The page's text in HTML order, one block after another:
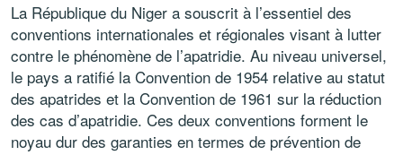
La République du Niger a souscrit à l’essentiel des
conventions internationales et régionales visant à lutter
contre le phénomène de l’apatridie. Au niveau universel,
le pays a ratifié la Convention de 1954 relative au statut
des apatrides et la Convention de 1961 sur la réduction
des cas d’apatridie. Ces deux conventions forment le
noyau dur des garanties en termes de prévention de